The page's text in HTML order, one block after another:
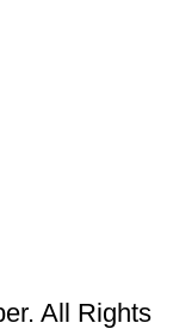
All Rights